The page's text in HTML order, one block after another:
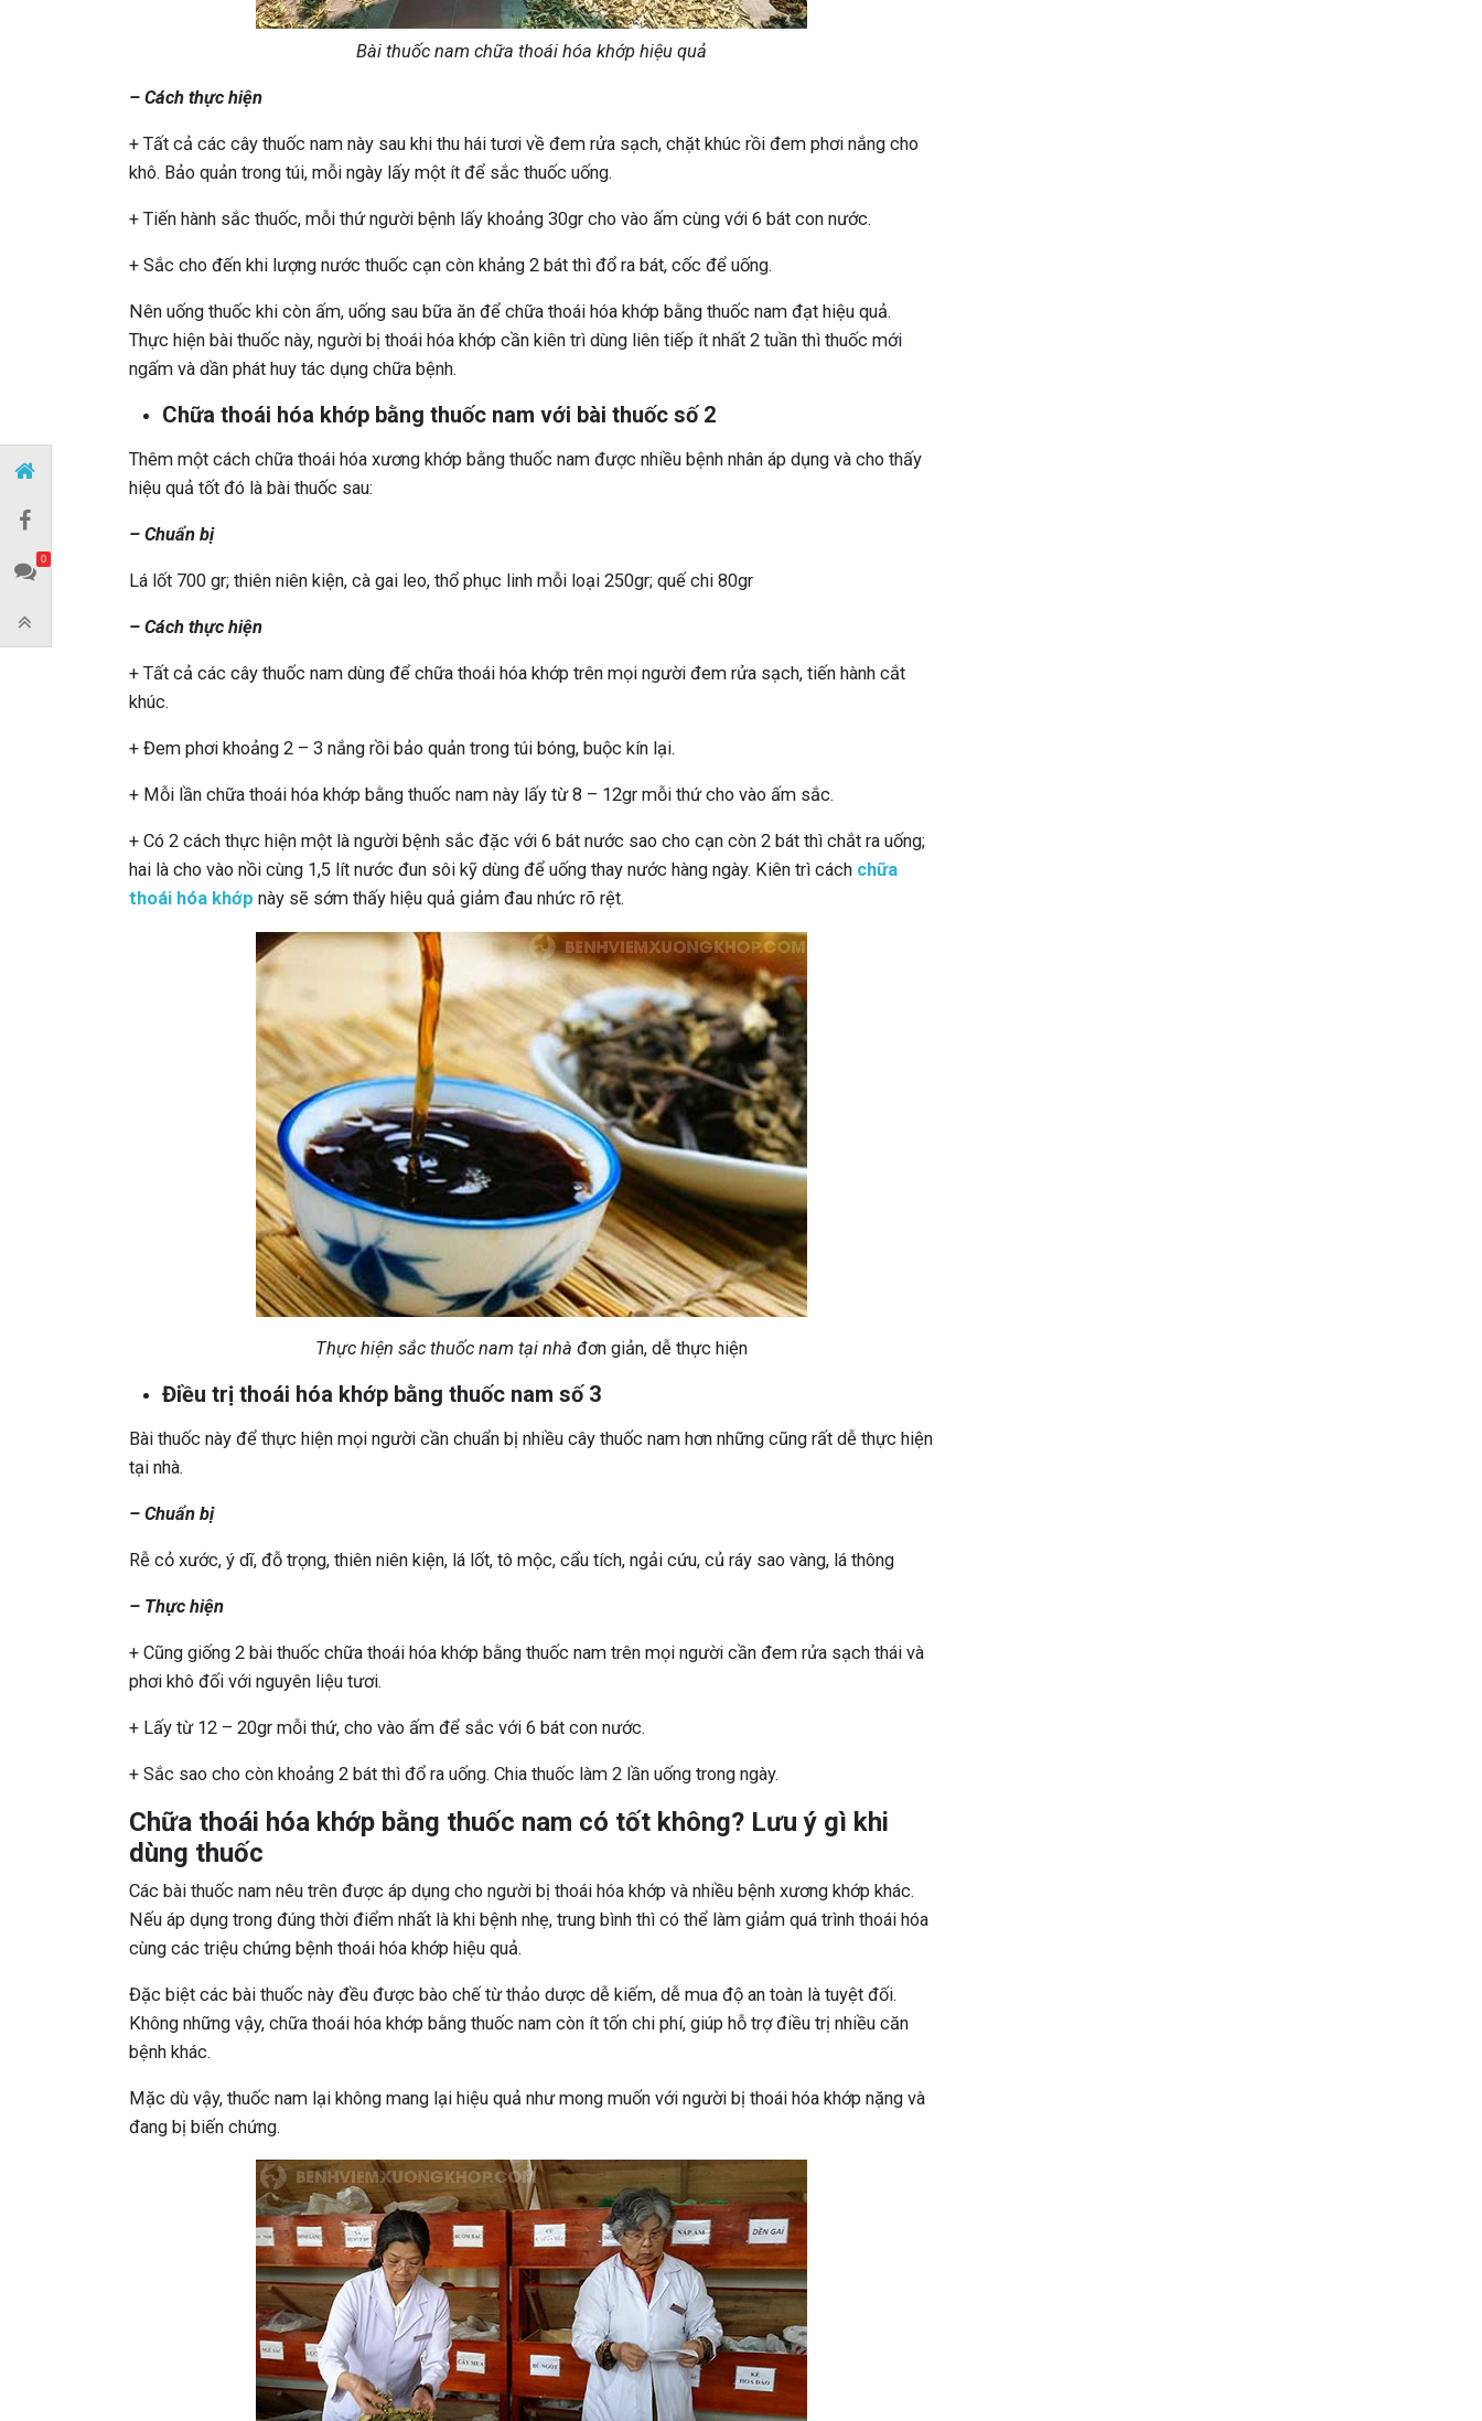
Bài thuốc nam chữa thoái hóa khớp hiệu quả
– Cách thực hiện
+ Tất cả các cây thuốc nam này sau khi thu hái tươi về đem rửa sạch, chặt khúc rồi đem phơi nắng cho
khô. Bảo quản trong túi, mỗi ngày lấy một ít để sắc thuốc uống.
+ Tiến hành sắc thuốc, mỗi thứ người bệnh lấy khoảng 30gr cho vào ấm cùng với 6 bát con nước.
+ Sắc cho đến khi lượng nước thuốc cạn còn khảng 2 bát thì đổ ra bát, cốc để uống.
Nên uống thuốc khi còn ấm, uống sau bữa ăn để chữa thoái hóa khớp bằng thuốc nam đạt hiệu quả.
Thực hiện bài thuốc này, người bị thoái hóa khớp cần kiên trì dùng liên tiếp ít nhất 2 tuần thì thuốc mới
ngấm và dần phát huy tác dụng chữa bệnh.
Chữa thoái hóa khớp bằng thuốc nam với bài thuốc số 2
Thêm một cách chữa thoái hóa xương khớp bằng thuốc nam được nhiều bệnh nhân áp dụng và cho thấy
hiệu quả tốt đó là bài thuốc sau:
– Chuẩn bị
Lá lốt 700 gr; thiên niên kiện, cà gai leo, thổ phục linh mỗi loại 250gr; quế chi 80gr
– Cách thực hiện
+ Tất cả các cây thuốc nam dùng để chữa thoái hóa khớp trên mọi người đem rửa sạch, tiến hành cắt
khúc.
+ Đem phơi khoảng 2 – 3 nắng rồi bảo quản trong túi bóng, buộc kín lại.
+ Mỗi lần chữa thoái hóa khớp bằng thuốc nam này lấy từ 8 – 12gr mỗi thứ cho vào ấm sắc.
+ Có 2 cách thực hiện một là người bệnh sắc đặc với 6 bát nước sao cho cạn còn 2 bát thì chắt ra uống;
hai là cho vào nồi cùng 1,5 lít nước đun sôi kỹ dùng để uống thay nước hàng ngày. Kiên trì cách chữa
thoái hóa khớp này sẽ sớm thấy hiệu quả giảm đau nhức rõ rệt.
Thực hiện sắc thuốc nam tại nhà đơn giản, dễ thực hiện
Điều trị thoái hóa khớp bằng thuốc nam số 3
Bài thuốc này để thực hiện mọi người cần chuẩn bị nhiều cây thuốc nam hơn những cũng rất dễ thực hiện
tại nhà.
– Chuẩn bị
Rễ cỏ xước, ý dĩ, đỗ trọng, thiên niên kiện, lá lốt, tô mộc, cẩu tích, ngải cứu, củ ráy sao vàng, lá thông
– Thực hiện
+ Cũng giống 2 bài thuốc chữa thoái hóa khớp bằng thuốc nam trên mọi người cần đem rửa sạch thái và
phơi khô đối với nguyên liệu tươi.
+ Lấy từ 12 – 20gr mỗi thứ, cho vào ấm để sắc với 6 bát con nước.
+ Sắc sao cho còn khoảng 2 bát thì đổ ra uống. Chia thuốc làm 2 lần uống trong ngày.
Chữa thoái hóa khớp bằng thuốc nam có tốt không? Lưu ý gì khi
dùng thuốc
Các bài thuốc nam nêu trên được áp dụng cho người bị thoái hóa khớp và nhiều bệnh xương khớp khác.
Nếu áp dụng trong đúng thời điểm nhất là khi bệnh nhẹ, trung bình thì có thể làm giảm quá trình thoái hóa
cùng các triệu chứng bệnh thoái hóa khớp hiệu quả.
Đặc biệt các bài thuốc này đều được bào chế từ thảo dược dễ kiếm, dễ mua độ an toàn là tuyệt đối.
Không những vậy, chữa thoái hóa khớp bằng thuốc nam còn ít tốn chi phí, giúp hỗ trợ điều trị nhiều căn
bệnh khác.
Mặc dù vậy, thuốc nam lại không mang lại hiệu quả như mong muốn với người bị thoái hóa khớp nặng và
đang bị biến chứng.
0